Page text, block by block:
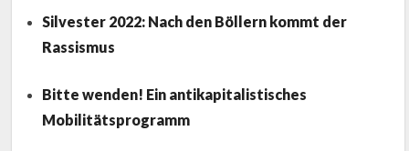
Silvester 2022: Nach den Böllern kommt der
Rassismus
Bitte wenden! Ein antikapitalistisches
Mobilitätsprogramm